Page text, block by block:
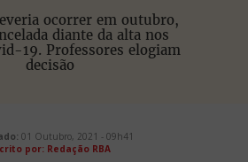
ocorrer em outubro,
diante da alta nos
19. Professores elogiam
decisão
01 Outubro, 2021 - 09h41
por: Redação RBA